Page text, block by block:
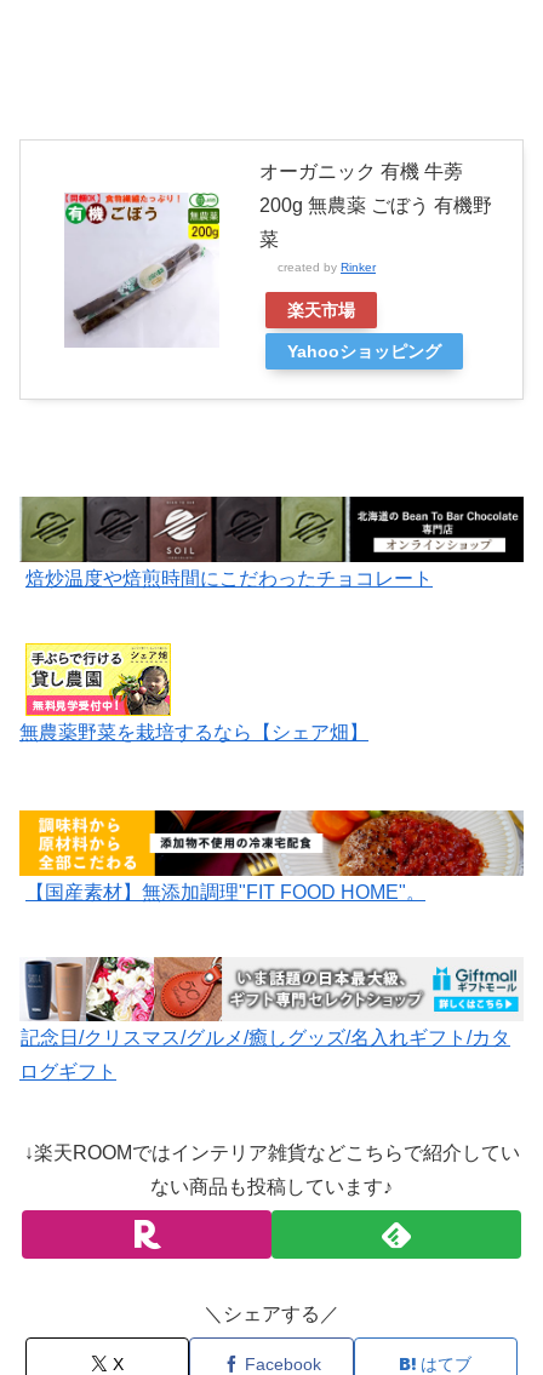
オーガニック 有機 牛蒡
200g 無農薬 ごぼう 有機野
菜
created by Rinker
楽天市場
Yahooショッピング
焙炒温度や焙煎時間にこだわったチョコレート
無農薬野菜を栽培するなら【シェア畑】
【国産素材】無添加調理"FIT FOOD HOME"。
記念日/クリスマス/グルメ/癒しグッズ/名入れギフト/カタ
ログギフト
↓楽天ROOMではインテリア雑貨などこちらで紹介してい
ない商品も投稿しています♪
＼シェアする／
X Facebook はてブ